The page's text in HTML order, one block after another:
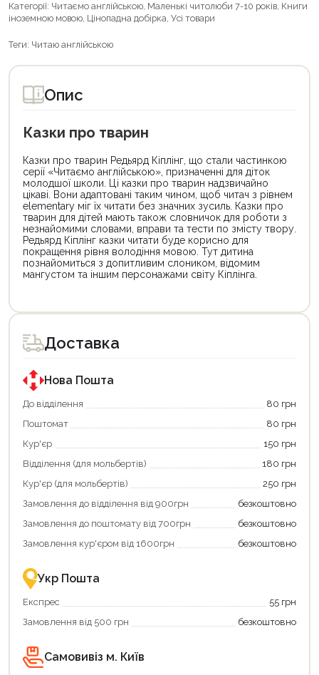
Категорії: Читаємо англійською, Маленькі читолюби 7-10 років, Книги
іноземною мовою, Цінопадна добірка, Усі товари
Теги: Читаю англійською
Опис
Казки про тварин
Казки про тварин Редьярд Кіплінг, що стали частинкою
серії «Читаємо англійською», призначенні для діток
молодшої школи. Ці казки про тварин надзвичайно
цікаві. Вони адаптовані таким чином, щоб читач з рівнем
elementary міг їх читати без значних зусиль. Казки про
тварин для дітей мають також словничок для роботи з
незнайомими словами, вправи та тести по змісту твору.
Редьярд Кіплінг казки читати буде корисно для
покращення рівня володіння мовою. Тут дитина
познайомиться з допитливим слоником, відомим
мангустом та іншим персонажами світу Кіплінга.
товар
для
покупки
державною
програмою
«Національний
кешбек».
покупку
«Національний
кешбек»
та
отримуйте
повернення
Економте
більше
-
із
державною
підтримкою!
Доставка
Нова Пошта
До відділення
80 грн
Поштомат
80 грн
Кур'єр
150 грн
Відділення (для мольбертів)
180 грн
Кур'єр (для мольбертів)
250 грн
Замовлення до відділення від 900грн
безкоштовно
Замовлення до поштомату від 700грн
безкоштовно
Замовлення кур'єром від 1600грн
безкоштовно
Укр Пошта
Експрес
55 грн
Замовлення від 500 грн
безкоштовно
Самовивіз м. Київ